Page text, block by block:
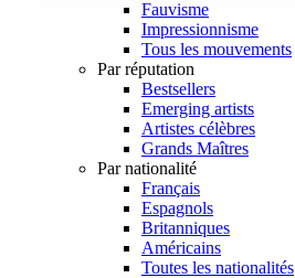
Fauvisme
Impressionnisme
Tous les mouvements
Par réputation
Bestsellers
Emerging artists
Artistes célèbres
Grands Maîtres
Par nationalité
Français
Espagnols
Britanniques
Américains
Toutes les nationalités